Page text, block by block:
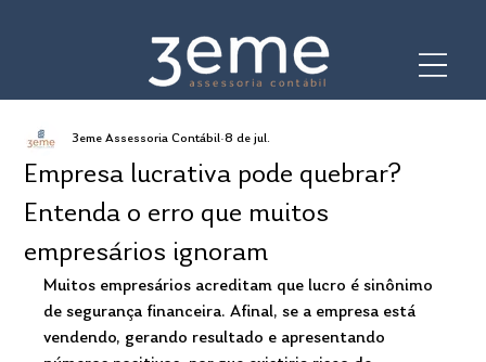
Empresa lucrativa pode quebrar?
Entenda o erro que muitos
empresários ignoram
3eme Assessoria Contábil 8 de jul.
Muitos empresários acreditam que lucro é sinônimo
de segurança financeira. Afinal, se a empresa está
vendendo, gerando resultado e apresentando